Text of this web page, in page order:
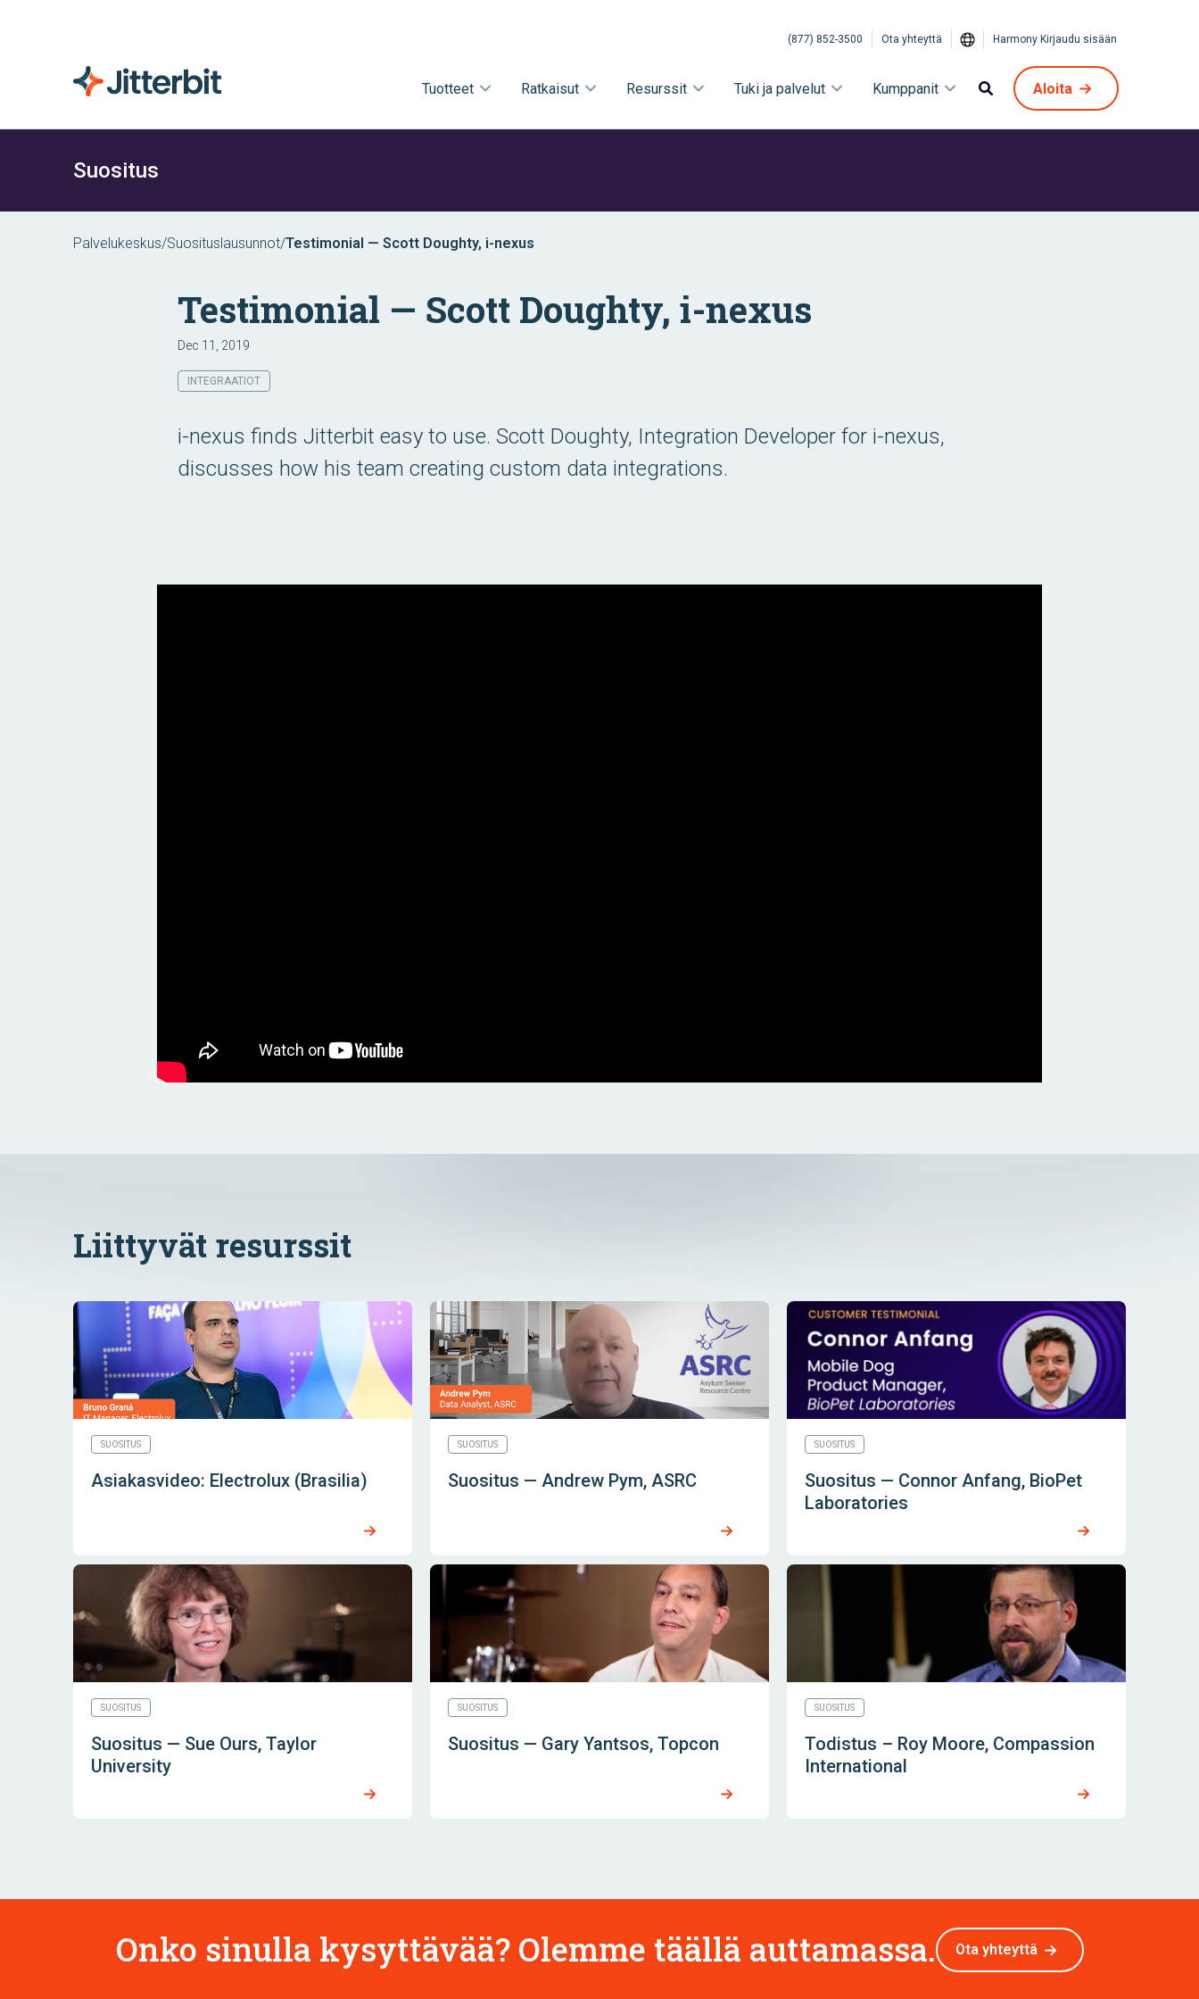
(877) 852-3500 Ota yhteyttä Harmony Kirjaudu sisään
Tuotteet Ratkaisut Resurssit Tuki ja palvelut Kumppanit Aloita
Suositus
Palvelukeskus/Suosituslausunnot/Testimonial — Scott Doughty, i-nexus
Testimonial — Scott Doughty, i-nexus
Dec 11, 2019
INTEGRAATIOT
i-nexus finds Jitterbit easy to use. Scott Doughty, Integration Developer for i-nexus,
discusses how his team creating custom data integrations.
Liittyvät resurssit
SUOSITUS
Asiakasvideo: Electrolux (Brasilia)
SUOSITUS
Suositus — Andrew Pym, ASRC
SUOSITUS
Suositus — Connor Anfang, BioPet
Laboratories
SUOSITUS
Suositus — Sue Ours, Taylor
University
SUOSITUS
Suositus — Gary Yantsos, Topcon
SUOSITUS
Todistus – Roy Moore, Compassion
International
Onko sinulla kysyttävää? Olemme täällä auttamassa. Ota yhteyttä